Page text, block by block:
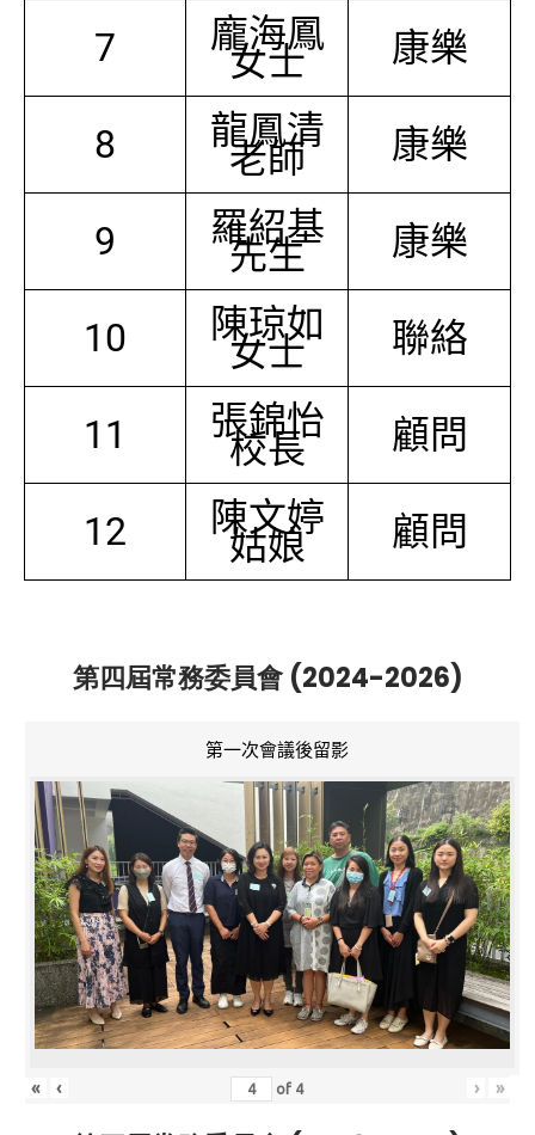
7 龐海鳳
女士 康樂
8 龍鳳清
老師 康樂
9 羅紹基
先生 康樂
10 陳琼如
女士 聯絡
11 張錦怡
校長 顧問
12 陳文婷
姑娘 顧問
第四屆常務委員會 (2024-2026)
第一次會議後留影
« ‹ of 4 › »